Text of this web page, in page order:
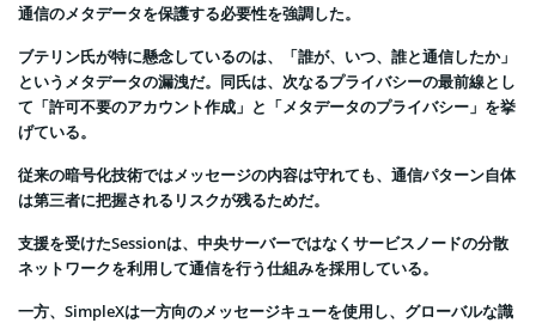
通信のメタデータを保護する必要性を強調した。
ブテリン氏が特に懸念しているのは、「誰が、いつ、誰と通信したか」
というメタデータの漏洩だ。同氏は、次なるプライバシーの最前線とし
て「許可不要のアカウント作成」と「メタデータのプライバシー」を挙
げている。
従来の暗号化技術ではメッセージの内容は守れても、通信パターン自体
は第三者に把握されるリスクが残るためだ。
支援を受けたSessionは、中央サーバーではなくサービスノードの分散
ネットワークを利用して通信を行う仕組みを採用している。
一方、SimpleXは一方向のメッセージキューを使用し、グローバルな識